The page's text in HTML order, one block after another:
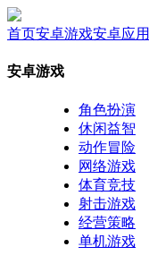
首页安卓游戏安卓应用
安卓游戏
角色扮演
休闲益智
动作冒险
网络游戏
体育竞技
射击游戏
经营策略
单机游戏